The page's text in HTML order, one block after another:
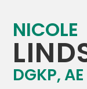
NICOLE
DGKP, AE